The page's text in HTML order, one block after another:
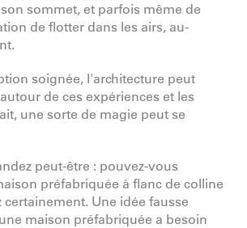
sommet, et parfois même de
de flotter dans les airs, au-
soignée, l'architecture peut
de ces expériences et les
une sorte de magie peut se
peut-être : pouvez-vous
préfabriquée à flanc de colline
certainement. Une idée fausse
maison préfabriquée a besoin